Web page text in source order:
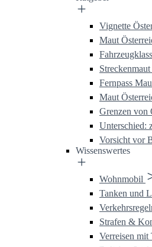
Vignette
Maut
Fernpass
Maut
Grenzen von
Unterschied:
Vorsicht vor
Wissenswertes
Wohnmobil
Tanken und
Strafen &
Verreisen mit